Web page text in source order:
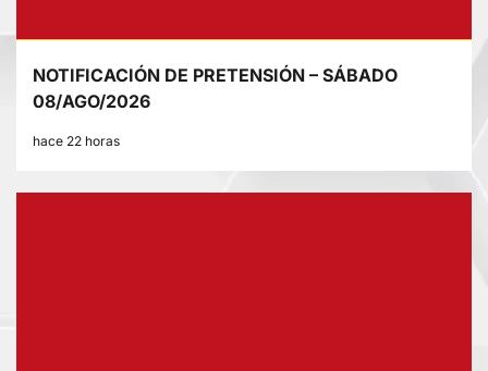
NOTIFICACIÓN DE PRETENSIÓN – SÁBADO
08/AGO/2026
hace 22 horas